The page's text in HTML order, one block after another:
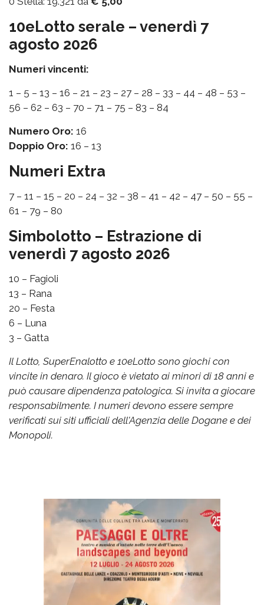
10eLotto serale – venerdì 7
agosto 2026
Numeri vincenti:
1 – 5 – 13 – 16 – 21 – 23 – 27 – 28 – 33 – 44 – 48 – 53 –
56 – 62 – 63 – 70 – 71 – 75 – 83 – 84
Numero Oro: 16
Doppio Oro: 16 – 13
Numeri Extra
7 – 11 – 15 – 20 – 24 – 32 – 38 – 41 – 42 – 47 – 50 – 55 –
61 – 79 – 80
Simbolotto – Estrazione di
venerdì 7 agosto 2026
10 – Fagioli
13 – Rana
20 – Festa
6 – Luna
3 – Gatta
Il Lotto, SuperEnalotto e 10eLotto sono giochi con
vincite in denaro. Il gioco è vietato ai minori di 18 anni e
può causare dipendenza patologica. Si invita a giocare
responsabilmente. I numeri devono essere sempre
verificati sui siti ufficiali dell'Agenzia delle Dogane e dei
Monopoli.